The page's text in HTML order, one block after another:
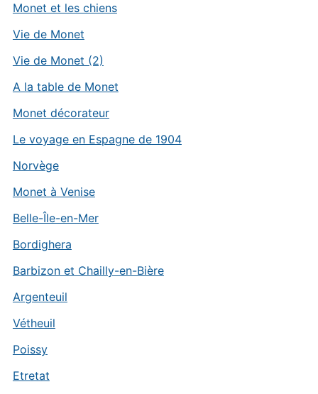
Monet et les chiens
Vie de Monet
Vie de Monet (2)
A la table de Monet
Monet décorateur
Le voyage en Espagne de 1904
Norvège
Monet à Venise
Belle-Île-en-Mer
Bordighera
Barbizon et Chailly-en-Bière
Argenteuil
Vétheuil
Poissy
Etretat